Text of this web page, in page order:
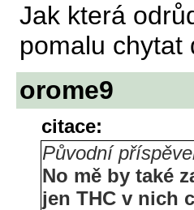
Jak která
pomalu chytat
orome9
citace:
Původní
No mě by také
jen THC v nich